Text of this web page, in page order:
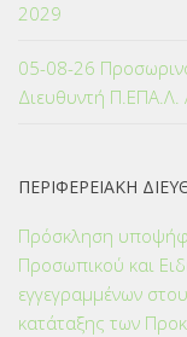
2029
05-08-26
Διευθυντή Π.ΕΠΑ.Λ.
ΠΕΡΙΦΕΡΕΙΑΚΗ
Πρόσκληση
Προσωπικού και
εγγεγραμμένων
κατάταξης των